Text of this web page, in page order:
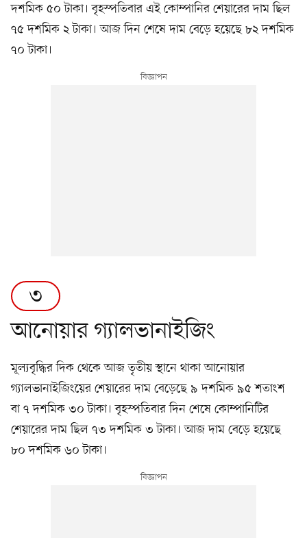
দশমিক ৫০ টাকা। বৃহস্পতিবার এই কোম্পানির শেয়ারের দাম ছিল
৭৫ দশমিক ২ টাকা। আজ দিন শেষে দাম বেড়ে হয়েছে ৮২ দশমিক
৭০ টাকা।
৩
আনোয়ার গ্যালভানাইজিং
মূল্যবৃদ্ধির দিক থেকে আজ তৃতীয় স্থানে থাকা আনোয়ার
গ্যালভানাইজিংয়ের শেয়ারের দাম বেড়েছে ৯ দশমিক ৯৫ শতাংশ
বা ৭ দশমিক ৩০ টাকা। বৃহস্পতিবার দিন শেষে কোম্পানিটির
শেয়ারের দাম ছিল ৭৩ দশমিক ৩ টাকা। আজ দাম বেড়ে হয়েছে
৮০ দশমিক ৬০ টাকা।